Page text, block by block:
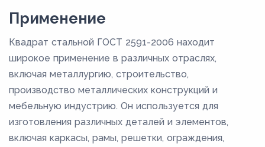
Применение
Квадрат стальной ГОСТ 2591-2006 находит
широкое применение в различных отраслях,
включая металлургию, строительство,
производство металлических конструкций и
мебельную индустрию. Он используется для
изготовления различных деталей и элементов,
включая каркасы, рамы, решетки, ограждения,